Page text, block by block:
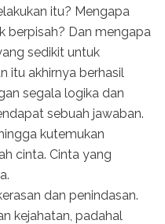
itu? Mengapa
berpisah? Dan mengapa
sedikit untuk
itu akhirnya berhasil
segala logika dan
sebuah jawaban.
kutemukan
cinta. Cinta yang
dan penindasan.
kejahatan, padahal